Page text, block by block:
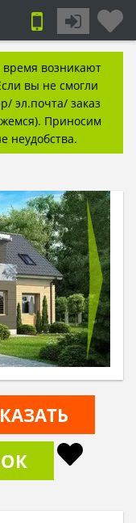
время возникают
вы не смогли
эл.почта/ заказ
Приносим
неудобства.